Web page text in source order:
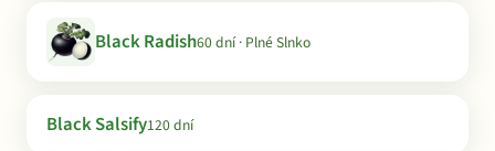
Black Radish60 dní · Plné Slnko
Black Salsify120 dní